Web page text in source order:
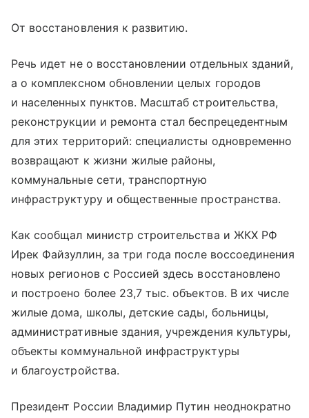
От восстановления к развитию.
Речь идет не о восстановлении отдельных зданий,
а о комплексном обновлении целых городов
и населенных пунктов. Масштаб строительства,
реконструкции и ремонта стал беспрецедентным
для этих территорий: специалисты одновременно
возвращают к жизни жилые районы,
коммунальные сети, транспортную
инфраструктуру и общественные пространства.
Как сообщал министр строительства и ЖКХ РФ
Ирек Файзуллин, за три года после воссоединения
новых регионов с Россией здесь восстановлено
и построено более 23,7 тыс. объектов. В их числе
жилые дома, школы, детские сады, больницы,
административные здания, учреждения культуры,
объекты коммунальной инфраструктуры
и благоустройства.
Президент России Владимир Путин неоднократно